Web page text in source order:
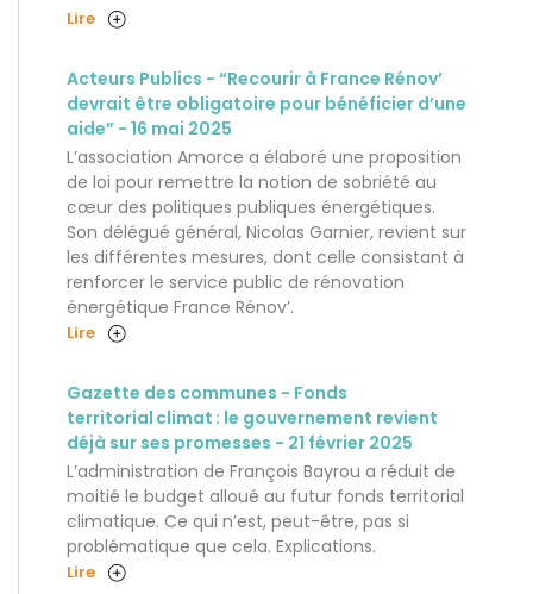
Lire
Acteurs Publics - “Recourir à France Rénov’
devrait être obligatoire pour bénéficier d’une
aide” - 16 mai 2025
L’association Amorce a élaboré une proposition
de loi pour remettre la notion de sobriété au
cœur des politiques publiques énergétiques.
Son délégué général, Nicolas Garnier, revient sur
les différentes mesures, dont celle consistant à
renforcer le service public de rénovation
énergétique France Rénov’.
Lire
Gazette des communes - Fonds
territorial climat : le gouvernement revient
déjà sur ses promesses - 21 février 2025
L’administration de François Bayrou a réduit de
moitié le budget alloué au futur fonds territorial
climatique. Ce qui n’est, peut-être, pas si
problématique que cela. Explications.
Lire